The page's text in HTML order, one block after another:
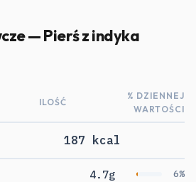
— Pierś z indyka
ILOŚĆ
% DZIENNEJ
WARTOŚCI
187 kcal
4.7g 6%